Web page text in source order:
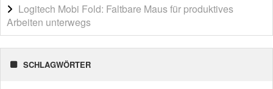
Logitech Mobi Fold: Faltbare Maus für produktives
Arbeiten unterwegs
SCHLAGWÖRTER